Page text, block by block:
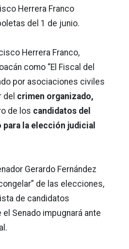
Herrera Franco
del 1 de junio.
Herrera Franco,
como “El Fiscal del
por asociaciones civiles
crimen organizado,
de los candidatos del
la elección judicial
Gerardo Fernández
de las elecciones,
de candidatos
Senado impugnará ante